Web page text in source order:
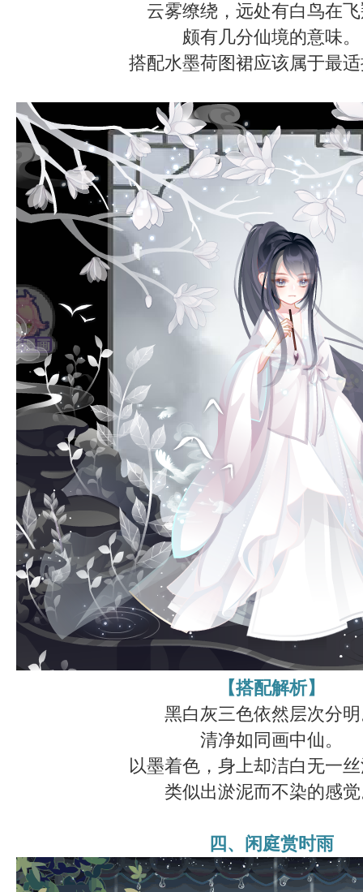
云雾缭绕，远处有白鸟在
颇有几分仙境的意味。
搭配水墨荷图裙应该属于最
【搭配解析】
黑白灰三色依然层次分
清净如同画中仙。
以墨着色，身上却洁白无一
类似出淤泥而不染的感
四、闲庭赏时雨